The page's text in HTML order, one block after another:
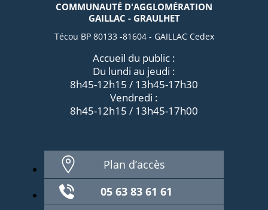
COMMUNAUTÉ D'AGGLOMÉRATION
GAILLAC - GRAULHET
Técou BP 80133 -81604 - GAILLAC Cedex
Accueil du public :
Du lundi au jeudi :
8h45-12h15 / 13h45-17h30
Vendredi :
8h45-12h15 / 13h45-17h00
Plan d’accès
05 63 83 61 61